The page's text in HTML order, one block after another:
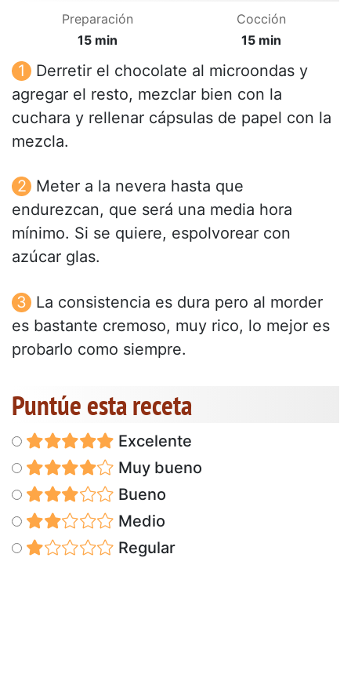
Preparación
15 min
Cocción
15 min
Derretir el chocolate al microondas y
agregar el resto, mezclar bien con la
cuchara y rellenar cápsulas de papel con la
mezcla.
Meter a la nevera hasta que
endurezcan, que será una media hora
mínimo. Si se quiere, espolvorear con
azúcar glas.
La consistencia es dura pero al morder
es bastante cremoso, muy rico, lo mejor es
probarlo como siempre.
Puntúe esta receta
Excelente
Muy bueno
Bueno
Medio
Regular